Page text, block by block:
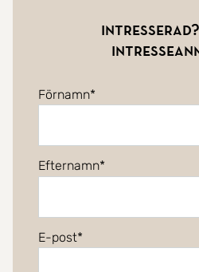
Förnamn
Efternamn
E-post